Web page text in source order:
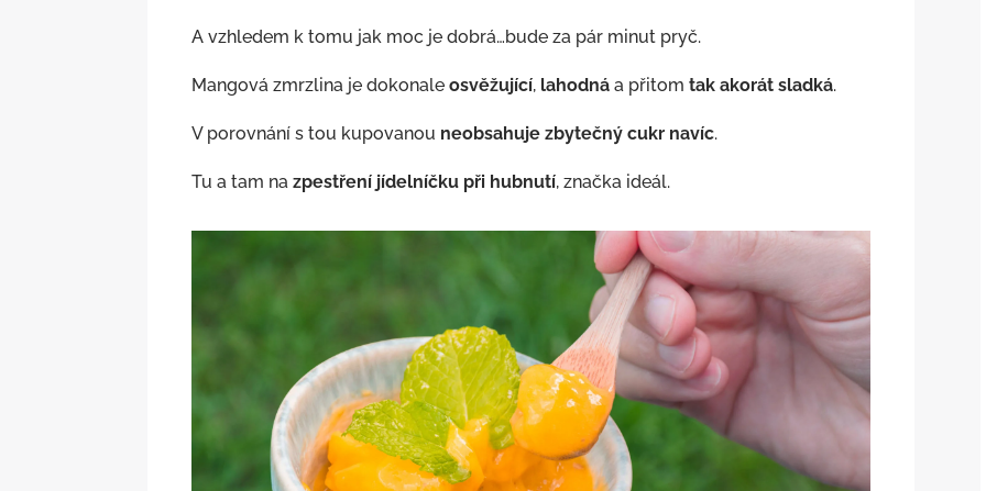
A vzhledem k tomu jak moc je dobrá…bude za pár minut pryč.
Mangová zmrzlina je dokonaleosvěžující, lahodná a přitomtak akorát sladká.
V porovnání s tou kupovanou neobsahuje zbytečný cukr navíc.
Tu a tam nazpestření jídelníčku při hubnutí, značka ideál.